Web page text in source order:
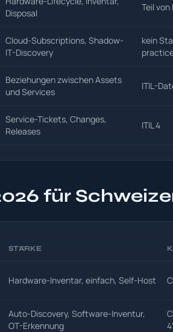
Disposal
Teil von
Cloud-Subscriptions, Shadow-
IT-Discovery
kein
Beziehungen zwischen Assets
und Services
ITIL-
Service-Tickets, Changes,
Releases
ITIL 4
für
STÄRKE
Hardware-Inventar, einfach, Self-Host
Auto-Discovery, Software-Inventur,
OT-Erkennung